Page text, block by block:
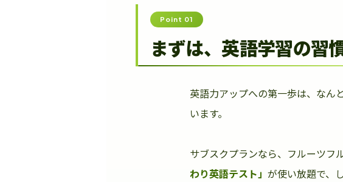
Point 01
まずは、英語学習の習
英語力アップへの第一歩は、なん
います。
サブスクプランなら、フルーツフ
わり英語テスト」 が使い放題で、